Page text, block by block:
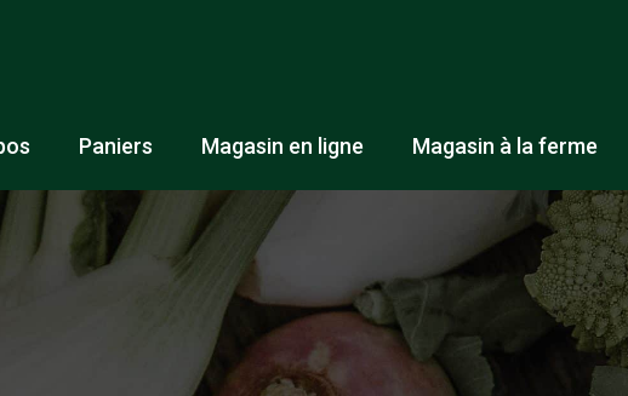
Paniers Magasin en ligne Magasin à la ferme